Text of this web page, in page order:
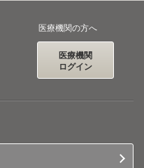
医療機関の方へ
医療機関
ログイン